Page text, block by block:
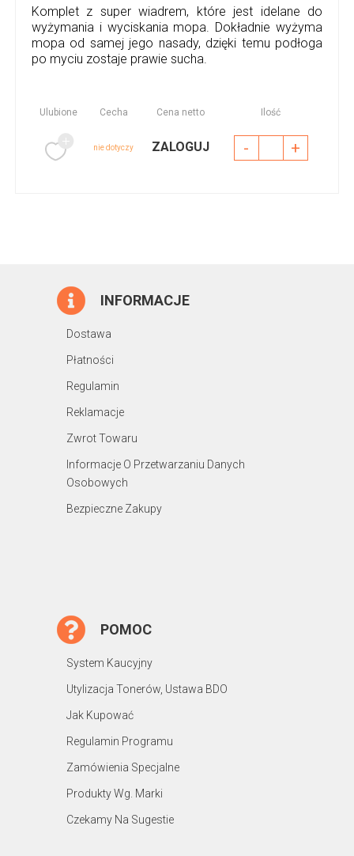
Komplet z super wiadrem, które jest idelane do
wyżymania i wyciskania mopa. Dokładnie wyżyma
mopa od samej jego nasady, dzięki temu podłoga
po myciu zostaje prawie sucha.
Ulubione Cecha Cena netto Ilość
nie dotyczy ZALOGUJ - +
INFORMACJE
Dostawa
Płatności
Regulamin
Reklamacje
Zwrot Towaru
Informacje O Przetwarzaniu Danych
Osobowych
Bezpieczne Zakupy
POMOC
System Kaucyjny
Utylizacja Tonerów, Ustawa BDO
Jak Kupować
Regulamin Programu
Zamówienia Specjalne
Produkty Wg. Marki
Czekamy Na Sugestie